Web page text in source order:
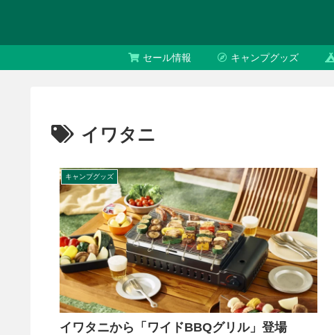
セール情報 キャンプグッズ
イワタニ
キャンプグッズ
イワタニから「ワイドBBQグリル」登場